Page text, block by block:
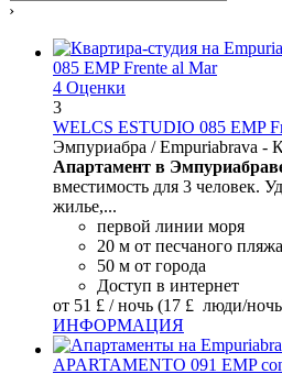
›
4 Оценки
3
WELCS ESTUDIO 085 EMP
Эмпуриабра / Empuriabrava -
Апартамент в
вместимость для 3 человек.
жилье,...
первой линии моря
20 м от песчаного пляжа
50 м от города
Доступ в интернет
от 51 £ / ночь (17 £ люди/
ИНФОРМАЦИЯ